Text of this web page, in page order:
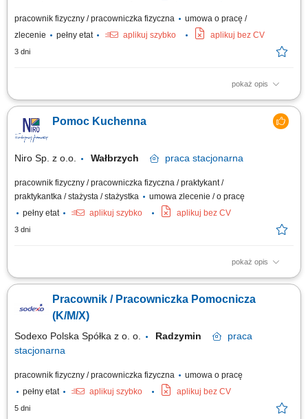
pracownik fizyczny / pracowniczka fizyczna
umowa o pracę /
zlecenie
pełny etat aplikuj szybko aplikuj bez CV
3 dni
pokaż opis
Szukamy pomocy kuchennej z głową pełną pomysłów! Do naszego
nowego zespołu poszukujemy osoby z pasją do gotowania, kreatywnej i
samodzielnej, która chce współtworzyć menu pełne pysznych kanapek,
deserów, koktajli i sałatek oraz przyjmować zamówienia obiadowe i
Pomoc Kuchenna
Niro Sp. z o.o. Wałbrzych praca stacjonarna
pracownik fizyczny / pracowniczka fizyczna / praktykant /
praktykantka / stażysta / stażystka
umowa zlecenie / o pracę
pełny etat
aplikuj szybko aplikuj bez CV
3 dni
pokaż opis
Aktywne wspieranie zespołu kucharzy w przygotowywaniu potraw,
stanowisku pracy;Odpowiedzialne zarządzanie zapasami i dbanie o
świeżość produktów;Obsługa podstawowych urządzeń kuchennych oraz
Pracownik / Pracowniczka Pomocnicza
(K/M/X)
Sodexo Polska Spółka z o. o. Radzymin
praca
stacjonarna
pracownik fizyczny / pracowniczka fizyczna
umowa o pracę
pełny etat
aplikuj szybko aplikuj bez CV
5 dni